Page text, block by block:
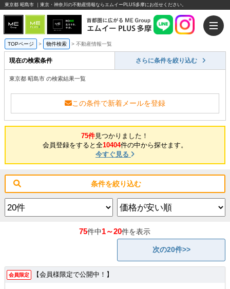
東京都 昭島市 ｜東京・神奈川の不動産情報ならエムイーPLUS多摩にお任せください。
TOPページ > 物件検索 > 不動産情報一覧
現在の検索条件 さらに条件を絞り込む
東京都 昭島市 の検索結果一覧
この条件で新着メールを登録
75件見つかりました！
会員登録をすると全10404件の中から探せます。
今すぐ見る
条件を絞り込む
75件中1～20件を表示
次の20件>>
会員限定 【会員様限定で公開中！】